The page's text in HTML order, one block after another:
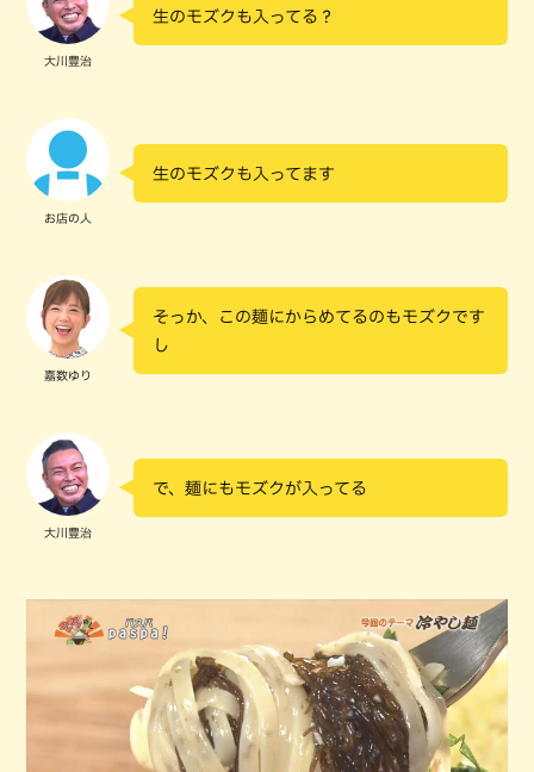
大川豊治
生のモズクも入ってる？
お店の人
生のモズクも入ってます
嘉数ゆり
そっか、この麺にからめてるのもモズクです
し
大川豊治
で、麺にもモズクが入ってる